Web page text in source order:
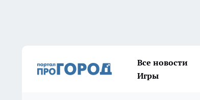
Все новости
Игры